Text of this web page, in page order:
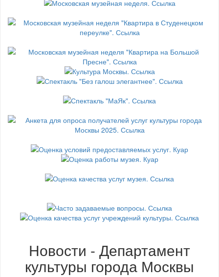
Новости - Департамент
культуры города Москвы